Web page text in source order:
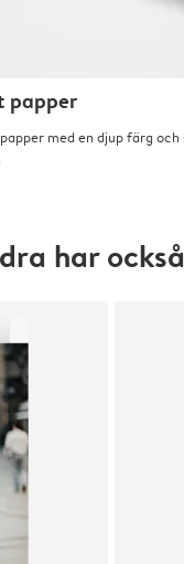
papper
med en djup färg och
har